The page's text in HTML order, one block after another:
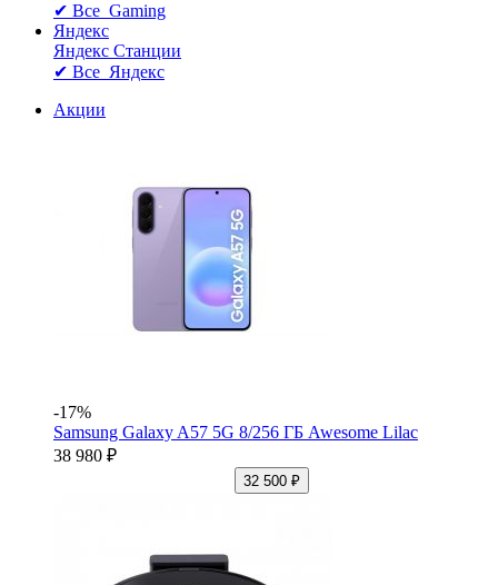
✔ Все Gaming
Яндекс
Яндекс Станции
✔ Все Яндекс
Акции
-17%
Samsung Galaxy A57 5G 8/256 ГБ Awesome Lilac
38 980 ₽
32 500 ₽